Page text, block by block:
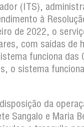
(ITS),
à
de 2022, o
com saídas de
funciona das
o sistema
da
Sangalo e Maria